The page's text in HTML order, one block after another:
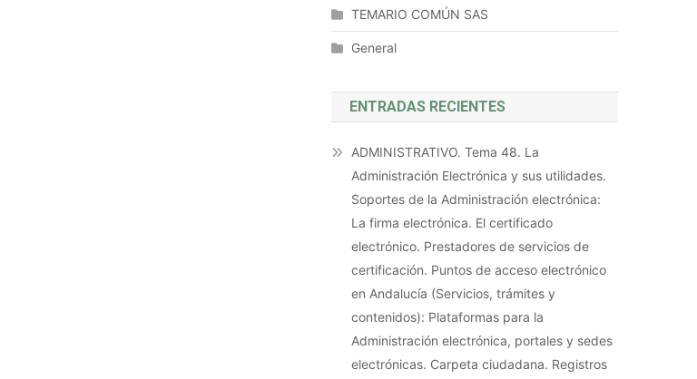
TEMARIO COMÚN SAS
General
ENTRADAS RECIENTES
ADMINISTRATIVO. Tema 48. La
Administración Electrónica y sus utilidades.
Soportes de la Administración electrónica:
La firma electrónica. El certificado
electrónico. Prestadores de servicios de
certificación. Puntos de acceso electrónico
en Andalucía (Servicios, trámites y
contenidos): Plataformas para la
Administración electrónica, portales y sedes
electrónicas. Carpeta ciudadana. Registros